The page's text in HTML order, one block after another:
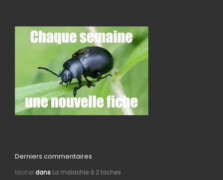
Derniers commentaires
Michel dans La malachie à 2 taches